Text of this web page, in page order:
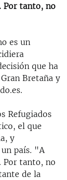
Por tanto, no
es un
que ha
Bretaña y
Refugiados
el que
y
país. "A
Por tanto, no
de la